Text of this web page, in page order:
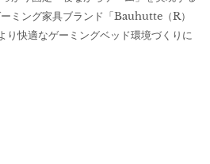
ミング家具ブランド「Bauhutte（R）
り快適なゲーミングベッド環境づくりに